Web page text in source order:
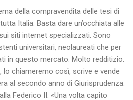
della compravendita delle tesi di
Italia. Basta dare un’occhiata alle
siti internet specializzati. Sono
universitari, neolaureati che per
in questo mercato. Molto redditizio.
lo chiameremo così, scrive e vende
al secondo anno di Giurisprudenza.
Federico II. «Una volta capito